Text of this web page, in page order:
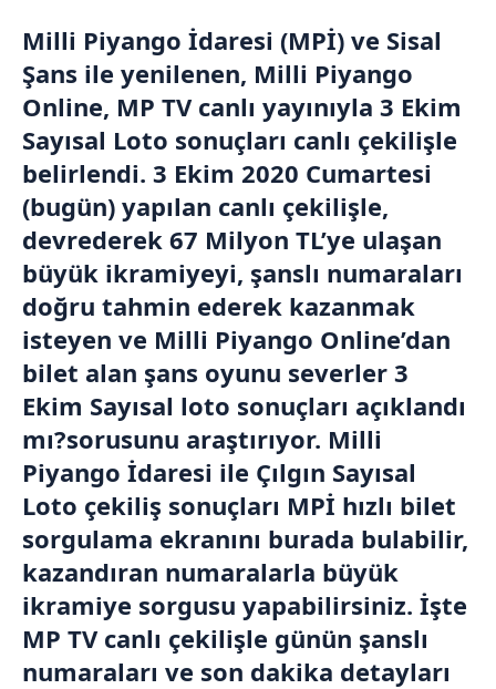
Milli Piyango İdaresi (MPİ) ve Sisal
Şans ile yenilenen, Milli Piyango
Online, MP TV canlı yayınıyla 3 Ekim
Sayısal Loto sonuçları canlı çekilişle
belirlendi. 3 Ekim 2020 Cumartesi
(bugün) yapılan canlı çekilişle,
devrederek 67 Milyon TL’ye ulaşan
büyük ikramiyeyi, şanslı numaraları
doğru tahmin ederek kazanmak
isteyen ve Milli Piyango Online’dan
bilet alan şans oyunu severler 3
Ekim Sayısal loto sonuçları açıklandı
mı?sorusunu araştırıyor. Milli
Piyango İdaresi ile Çılgın Sayısal
Loto çekiliş sonuçları MPİ hızlı bilet
sorgulama ekranını burada bulabilir,
kazandıran numaralarla büyük
ikramiye sorgusu yapabilirsiniz. İşte
MP TV canlı çekilişle günün şanslı
numaraları ve son dakika detayları